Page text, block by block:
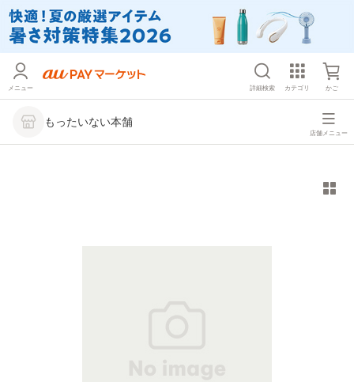
メニュー 詳細検索 カテゴリ かご
もったいない本舗
店舗メニュー